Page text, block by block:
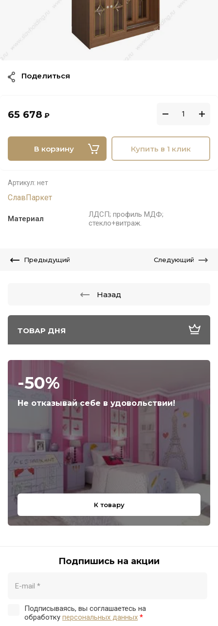
ТОВАР ДНЯ
-50%
Не отказывай себе в удовольствии!
К товару
65 678 ₽
В корзину Купить в 1 клик
Артикул: нет
СлавПаркет
Материал
ЛДСП; профиль МДФ;
стекло+витраж.
Поделиться
Предыдущий Следующий
Назад
Подпишись на акции
Подписываясь, вы соглашаетесь на
обработку персональных данных *